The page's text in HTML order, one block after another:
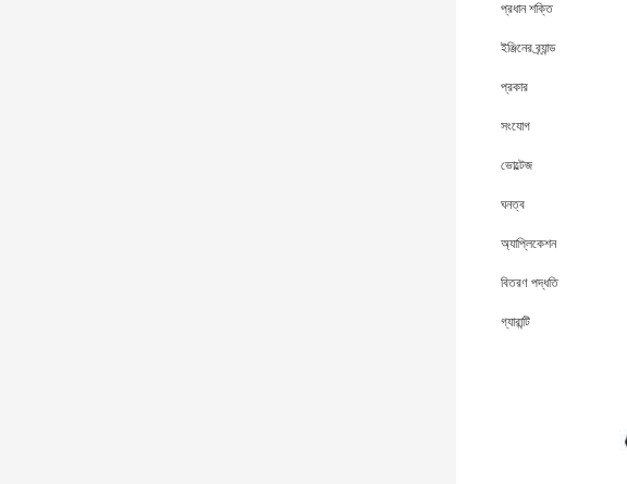
প্রধান শক্তি
ইঞ্জিনের ব্র্যান্ড
প্রকার
সংযোগ
ভোল্টেজ
ঘনত্ব
অ্যাপ্লিকেশন
বিতরণ পদ্ধতি
গ্যারান্টি